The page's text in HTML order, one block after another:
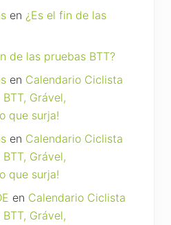
en ¿Es el fin de las
de las pruebas BTT?
en Calendario Ciclista
Grável,
que surja!
en Calendario Ciclista
Grável,
que surja!
en Calendario Ciclista
Grável,